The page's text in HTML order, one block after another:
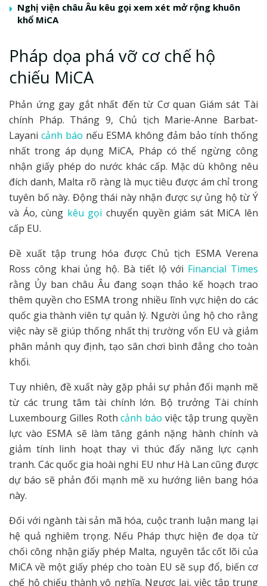
Nghị viện châu Âu kêu gọi xem xét mở rộng khuôn
khổ MiCA
Pháp dọa phá vỡ cơ chế hộ
chiếu MiCA
Phản ứng gay gắt nhất đến từ Cơ quan Giám sát Tài
chính Pháp. Tháng 9, Chủ tịch Marie-Anne Barbat-
Layani cảnh báo nếu ESMA không đảm bảo tính thống
nhất trong áp dụng MiCA, Pháp có thể ngừng công
nhận giấy phép do nước khác cấp. Mặc dù không nêu
đích danh, Malta rõ ràng là mục tiêu được ám chỉ trong
tuyên bố này. Động thái này nhận được sự ủng hộ từ Ý
và Áo, cùng kêu gọi chuyển quyền giám sát MiCA lên
cấp EU.
Đề xuất tập trung hóa được Chủ tịch ESMA Verena
Ross công khai ủng hộ. Bà tiết lộ với Financial Times
rằng Ủy ban châu Âu đang soạn thảo kế hoạch trao
thêm quyền cho ESMA trong nhiều lĩnh vực hiện do các
quốc gia thành viên tự quản lý. Người ủng hộ cho rằng
việc này sẽ giúp thống nhất thị trường vốn EU và giảm
phân mảnh quy định, tạo sân chơi bình đẳng cho toàn
khối.
Tuy nhiên, đề xuất này gặp phải sự phản đối mạnh mẽ
từ các trung tâm tài chính lớn. Bộ trưởng Tài chính
Luxembourg Gilles Rothcảnh báo việc tập trung quyền
lực vào ESMA sẽ làm tăng gánh nặng hành chính và
giảm tính linh hoạt thay vì thúc đẩy năng lực cạnh
tranh. Các quốc gia hoài nghi EU như Hà Lan cũng được
dự báo sẽ phản đối mạnh mẽ xu hướng liên bang hóa
này.
Đối với ngành tài sản mã hóa, cuộc tranh luận mang lại
hệ quả nghiêm trọng. Nếu Pháp thực hiện đe dọa từ
chối công nhận giấy phép Malta, nguyên tắc cốt lõi của
MiCA về một giấy phép cho toàn EU sẽ sụp đổ, biến cơ
chế hộ chiếu thành vô nghĩa. Ngược lại, việc tập trung